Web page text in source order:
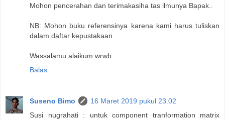
Mohon pencerahan dan terimakasiha tas ilmunya Bapak..
NB: Mohon buku referensinya karena kami harus tuliskan
dalam daftar kepustakaan
Wassalamu alaikum wrwb
Balas
Suseno Bimo
16 Maret 2019 pukul 23.02
Susi nugrahati : untuk component tranformation matrix